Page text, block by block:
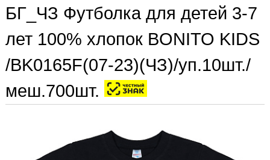
БГ_ЧЗ Футболка для детей 3-7
лет 100% хлопок BONITO KIDS
/BK0165F(07-23)(ЧЗ)/уп.10шт./
меш.700шт.